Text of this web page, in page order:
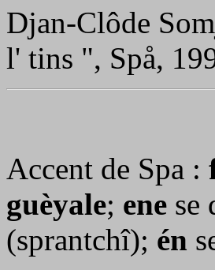
Djan-Clôde
l' tins ", Spå,
Accent de Spa :
guèyale; ene se
(sprantchî); én